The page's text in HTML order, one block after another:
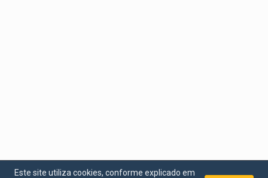
Este site utiliza cookies, conforme explicado em